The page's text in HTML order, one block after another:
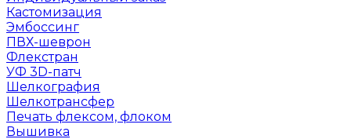
Кастомизация
Эмбоссинг
ПВХ-шеврон
Флекстран
УФ 3D-патч
Шелкография
Шелкотрансфер
Печать флексом, флоком
Вышивка